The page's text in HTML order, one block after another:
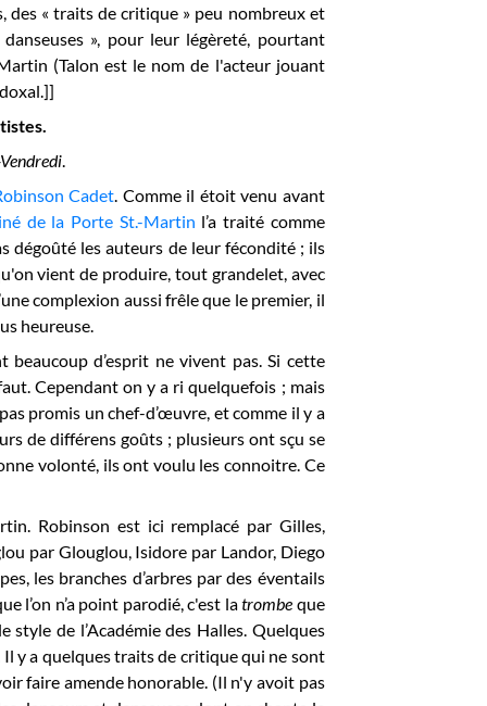
des « traits de critique » peu nombreux et
», pour leur légèreté, pourtant
(Talon est le nom de l'acteur jouant
]
.
Cadet. Comme il étoit venu avant
de la Porte St.-Martin l’a traité comme
dégoûté les auteurs de leur fécondité ; ils
vient de produire, tout grandelet, avec
complexion aussi frêle que le premier, il
heureuse.
d’esprit ne vivent pas. Si cette
Cependant on y a ri quelquefois ; mais
promis un chef-d’œuvre, et comme il y a
de différens goûts ; plusieurs ont sçu se
volonté, ils ont voulu les connoitre. Ce
Robinson est ici remplacé par Gilles,
par Glouglou, Isidore par Landor, Diego
les branches d’arbres par des éventails
l’on n’a point parodié, c'est latrombe que
style de l’Académie des Halles. Quelques
y a quelques traits de critique qui ne sont
faire amende honorable. (Il n'y avoit pas